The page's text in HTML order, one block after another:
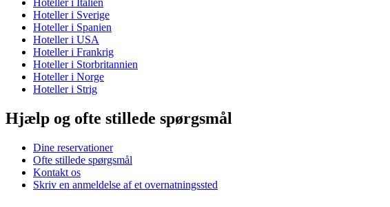
Hoteller i Italien
Hoteller i Sverige
Hoteller i Spanien
Hoteller i USA
Hoteller i Frankrig
Hoteller i Storbritannien
Hoteller i Norge
Hoteller i Strig
Hjælp og ofte stillede spørgsmål
Dine reservationer
Ofte stillede spørgsmål
Kontakt os
Skriv en anmeldelse af et overnatningssted